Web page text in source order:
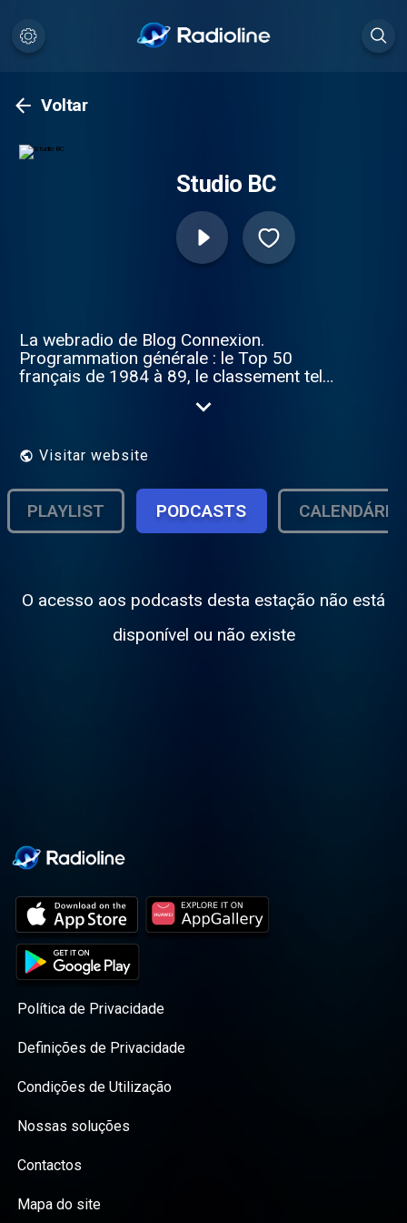
Voltar
Studio BC
La webradio de Blog Connexion.
Programmation générale : le Top 50
français de 1984 à 89, le classement tel
chanson francophone des années 20's
Connexion.
Visitar website
PLAYLIST PODCASTS CALENDÁRIO
O acesso aos podcasts desta estação não está
disponível ou não existe
Política de Privacidade
Definições de Privacidade
Condições de Utilização
Nossas soluções
Contactos
Mapa do site